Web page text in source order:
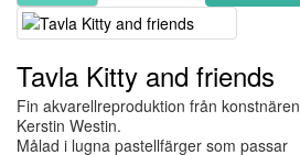
Tavla Kitty and friends
Fin akvarellreproduktion från konstnären
Kerstin Westin.
Målad i lugna pastellfärger som passar